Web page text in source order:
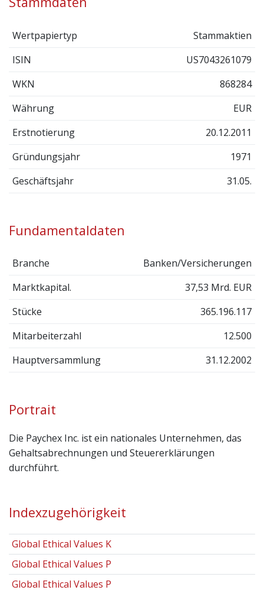
Wertpapiertyp
Stammaktien
ISIN
US7043261079
WKN
868284
Währung
EUR
Erstnotierung
20.12.2011
Gründungsjahr
1971
Geschäftsjahr
31.05.
Fundamentaldaten
Branche
Banken/Versicherungen
Marktkapital.
37,53 Mrd. EUR
Stücke
365.196.117
Mitarbeiterzahl
12.500
Hauptversammlung
31.12.2002
Portrait
Die Paychex Inc. ist ein nationales Unternehmen, das
Gehaltsabrechnungen und Steuererklärungen
durchführt.
Indexzugehörigkeit
Global Ethical Values K
Global Ethical Values P
Global Ethical Values P